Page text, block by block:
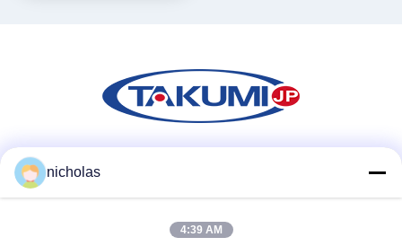
nicholas
4:39 AM